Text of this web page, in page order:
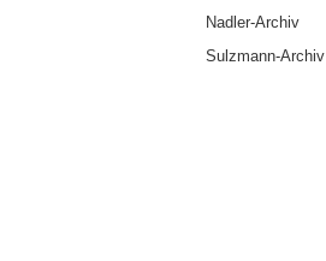
Nadler-Archiv
Sulzmann-Archiv